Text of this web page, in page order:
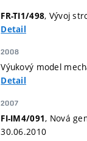
FR-TI1/498, Vývoj
Detail
2008
Výukový model
Detail
2007
FI-IM4/091, Nová
30.06.2010